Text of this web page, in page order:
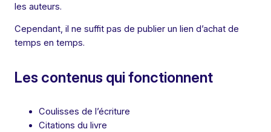
les auteurs.
Cependant, il ne suffit pas de publier un lien d’achat de
temps en temps.
Les contenus qui fonctionnent
Coulisses de l’écriture
Citations du livre